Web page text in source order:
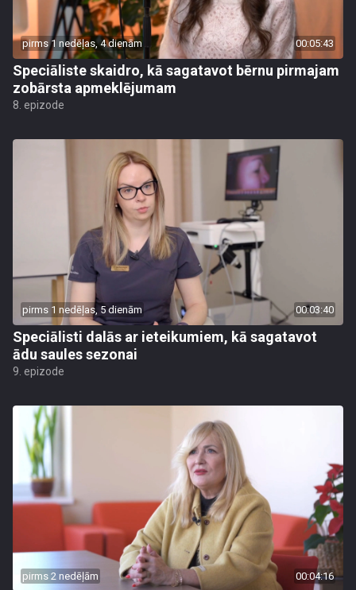
pirms 1 nedēļas, 4 dienām 00:05:43
Speciāliste skaidro, kā sagatavot bērnu pirmajam
zobārsta apmeklējumam
8. epizode
pirms 1 nedēļas, 5 dienām 00:03:40
Speciālisti dalās ar ieteikumiem, kā sagatavot
ādu saules sezonai
9. epizode
pirms 2 nedēļām 00:04:16